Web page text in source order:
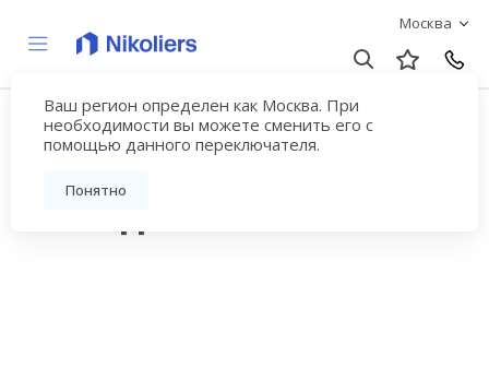
Москва
Ваш регион определен как Москва. При
необходимости вы можете сменить его с
помощью данного переключателя.
Понятно
Купить квартиру
новостройку у метро